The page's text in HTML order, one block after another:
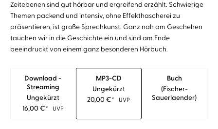
Zeitebenen sind gut hörbar und ergreifend erzählt. Schwierige
Themen packend und intensiv, ohne Effekthascherei zu
präsentieren, ist große Sprechkunst. Ganz nah am Geschehen
tauchen wir in die Geschichte ein und sind am Ende
beeindruckt von einem ganz besonderen Hörbuch.
Download -
Streaming
Ungekürzt
16,00 €* UVP
MP3-CD
Ungekürzt
20,00€* UVP
Buch
(fischer-
Sauerlaender)